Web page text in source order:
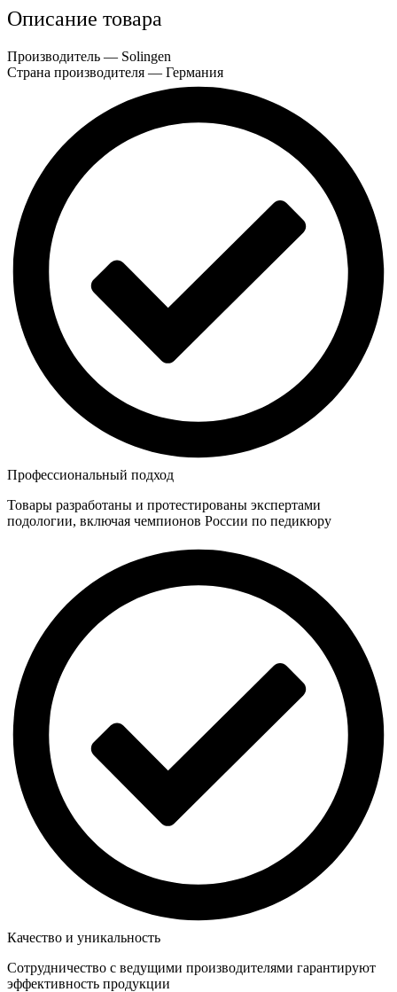
уголков,
супертонкие
Описание товара
Производитель — Solingen
Страна производителя — Германия
Профессиональный подход
Товары разработаны и протестированы экспертами
подологии, включая чемпионов России по педикюру
Качество и уникальность
Сотрудничество с ведущими производителями гарантируют
эффективность продукции